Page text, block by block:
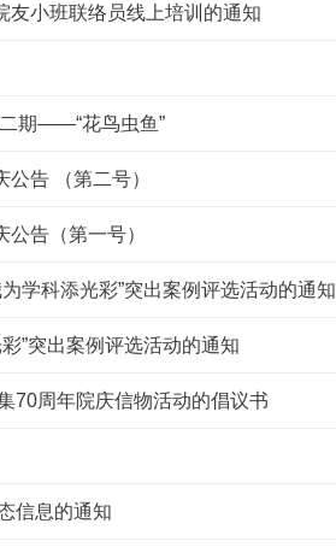
友小班联络员线上培训的通知
二期——“花鸟虫鱼”
告 （第二号）
告（第一号）
学科添光彩”突出案例评选活动的通知
”突出案例评选活动的通知
70周年院庆信物活动的倡议书
信息的通知